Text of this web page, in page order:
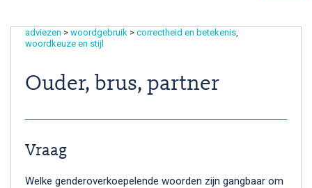
adviezen > woordgebruik > correctheid en betekenis
woordkeuze en stijl
Ouder, brus, partner
Vraag
Welke genderoverkoepelende woorden zijn gangbaar om